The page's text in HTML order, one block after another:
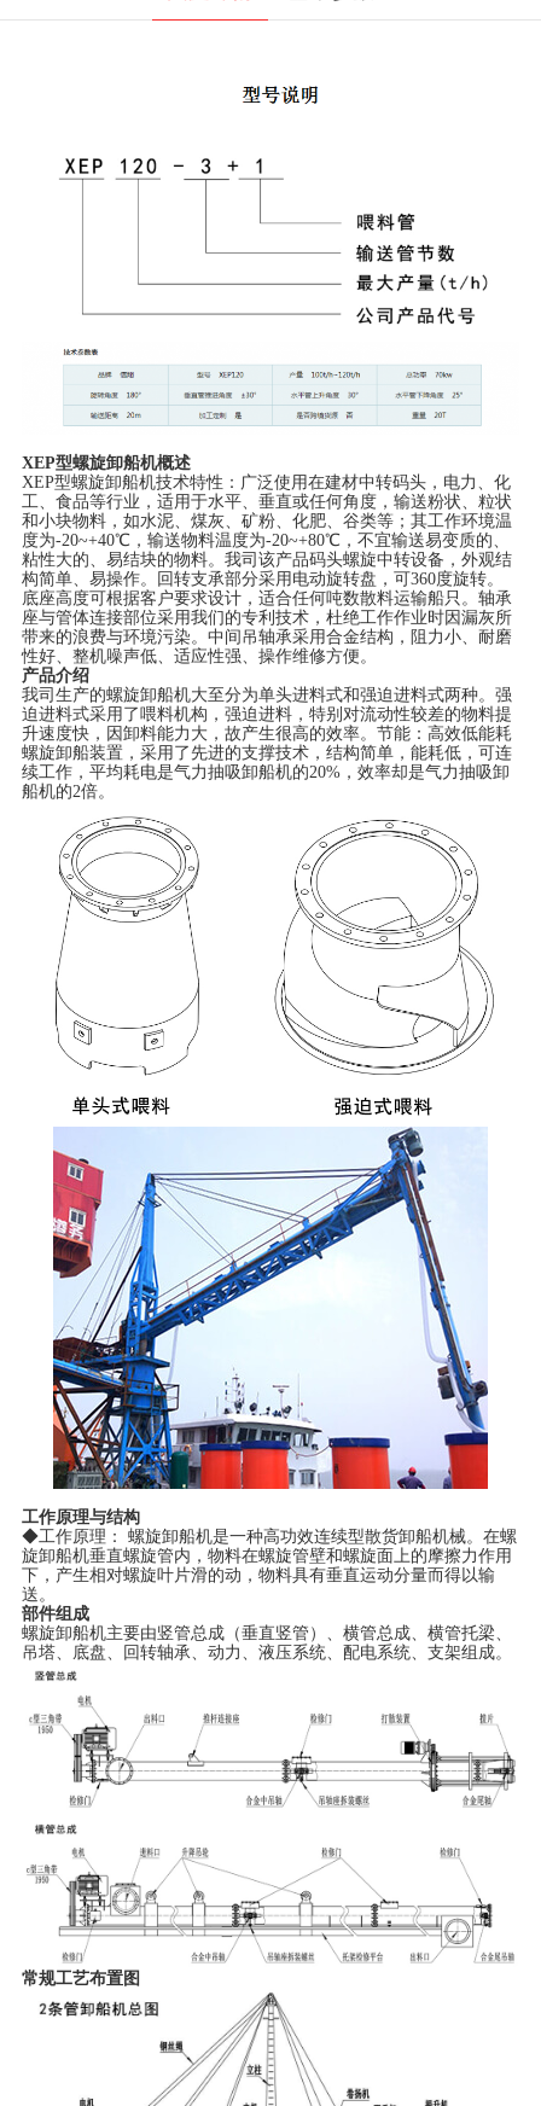
XEP型螺旋卸船机概述
XEP型螺旋卸船机技术特性：广泛使用在建材中转码头，电力、化
工、食品等行业，适用于水平、垂直或任何角度，输送粉状、粒状
和小块物料，如水泥、煤灰、矿粉、化肥、谷类等；其工作环境温
度为-20~+40℃，输送物料温度为-20~+80℃，不宜输送易变质的、
粘性大的、易结块的物料。我司该产品码头螺旋中转设备，外观结
构简单、易操作。回转支承部分采用电动旋转盘，可360度旋转。
底座高度可根据客户要求设计，适合任何吨数散料运输船只。轴承
座与管体连接部位采用我们的专利技术，杜绝工作作业时因漏灰所
带来的浪费与环境污染。中间吊轴承采用合金结构，阻力小、耐磨
性好、整机噪声低、适应性强、操作维修方便。
产品介绍
我司生产的螺旋卸船机大至分为单头进料式和强迫进料式两种。强
迫进料式采用了喂料机构，强迫进料，特别对流动性较差的物料提
升速度快，因卸料能力大，故产生很高的效率。节能：高效低能耗
螺旋卸船装置，采用了先进的支撑技术，结构简单，能耗低，可连
续工作，平均耗电是气力抽吸卸船机的20%，效率却是气力抽吸卸
船机的2倍。
工作原理与结构
◆工作原理： 螺旋卸船机是一种高功效连续型散货卸船机械。在螺
旋卸船机垂直螺旋管内，物料在螺旋管壁和螺旋面上的摩擦力作用
下，产生相对螺旋叶片滑的动，物料具有垂直运动分量而得以输
送。
部件组成
螺旋卸船机主要由竖管总成（垂直竖管）、横管总成、横管托梁、
吊塔、底盘、回转轴承、动力、液压系统、配电系统、支架组成。
常规工艺布置图